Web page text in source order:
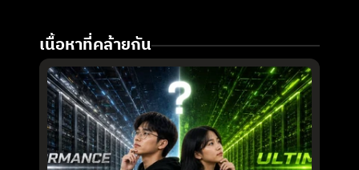
เนื้อหาที่คล้ายกัน